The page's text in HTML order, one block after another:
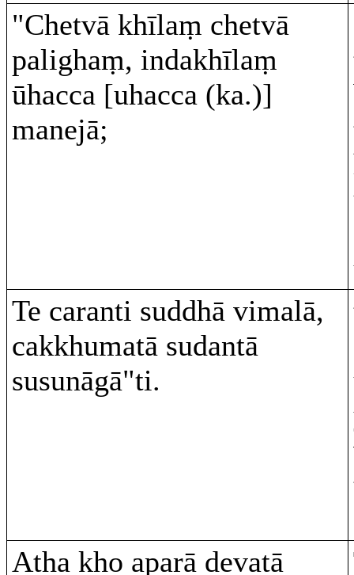
"Chetvā khīlaṃ chetvā
palighaṃ, indakhīlaṃ
ūhacca [uhacca (ka.)]
manejā;
Te caranti suddhā vimalā,
cakkhumatā sudantā
susunāgā"ti.
Atha kho aparā devatā